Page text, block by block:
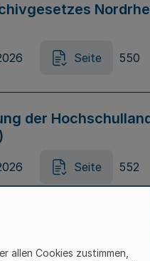
Seite 550
der
Seite 552
in
– LADG NRW)
allen Cookies zustimmen,